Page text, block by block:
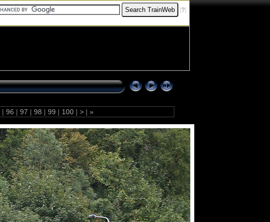
[?]
| 96 | 97 | 98 | 99 | 100 | > | »